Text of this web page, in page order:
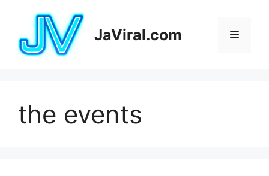
conteúdo
JaViral.com Menu
the events